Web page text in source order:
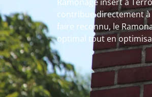
contribue directement
faire reconnu, le
optimal tout en